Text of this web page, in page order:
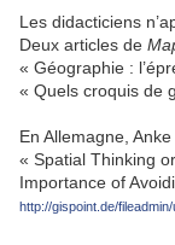
Les didacticiens
Deux articles de
« Géographie :
« Quels croquis de
En Allemagne,
« Spatial Thinking
Importance of
http://gispoint.de/